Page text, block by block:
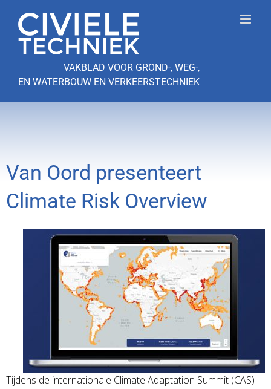
naar
inhoud
VAKBLAD VOOR GROND-, WEG-,
EN WATERBOUW EN VERKEERSTECHNIEK
Van Oord presenteert
Climate Risk Overview
Tijdens de internationale Climate Adaptation Summit (CAS)